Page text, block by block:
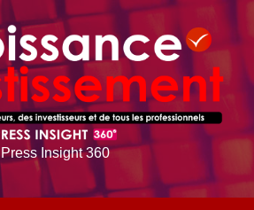
Press Insight 360